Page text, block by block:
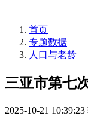
首页
专题数据
人口与老龄
三亚市第七
2025-10-21 10:39:23